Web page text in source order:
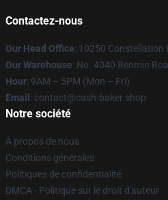
Contactez-nous
Our Head Office: 10250 Constellation
Our Warehouse: No. 4040 Renmin
Hour: 9AM – 5PM (Mon – Fri)
Email: contact@cash-baker.shop
Notre société
À propos de nous
Conditions générales
Politiques de confidentialité
DMCA - Politique sur le droit d'auteur